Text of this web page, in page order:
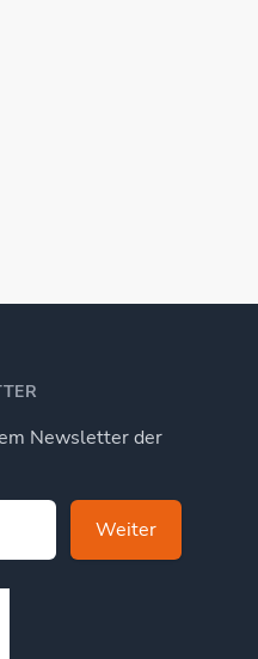
Newsletter der
Weiter